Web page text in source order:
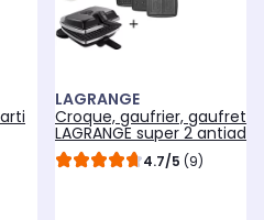
LAGRANGE
Croque, gaufrier, gaufrette
LAGRANGE super 2
noir gaufres +GT+CM
4.7/5 (9)